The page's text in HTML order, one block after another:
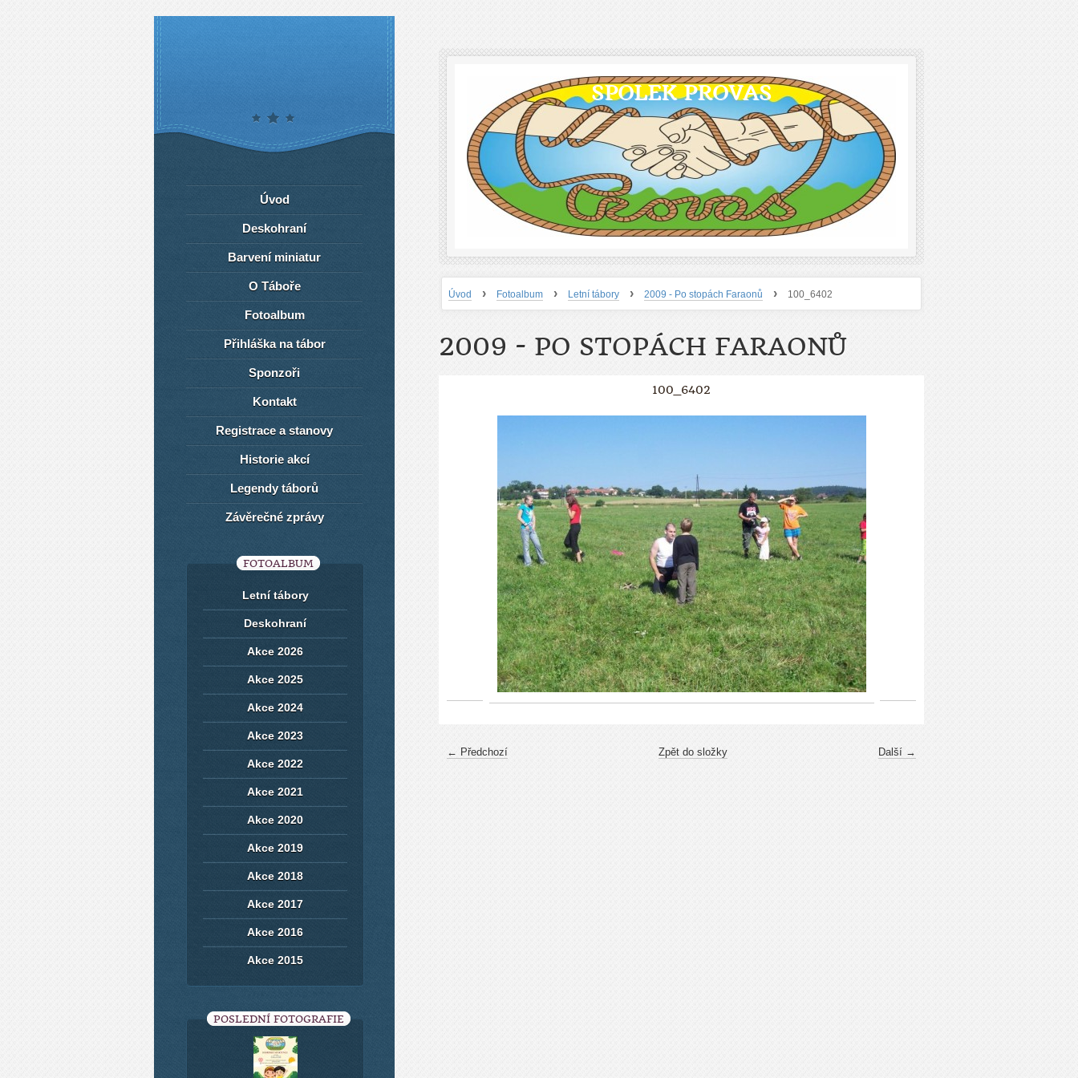
SPOLEK PROVAS
Úvod › Fotoalbum › Letní tábory › 2009 - Po stopách Faraonů › 100_6402
2009 - PO STOPÁCH FARAONŮ
100_6402
← Předchozí Další →
Zpět do složky
Úvod
Deskohraní
Barvení miniatur
O Táboře
Fotoalbum
Přihláška na tábor
Sponzoři
Kontakt
Registrace a stanovy
Historie akcí
Legendy táborů
Závěrečné zprávy
FOTOALBUM
Letní tábory
Deskohraní
Akce 2026
Akce 2025
Akce 2024
Akce 2023
Akce 2022
Akce 2021
Akce 2020
Akce 2019
Akce 2018
Akce 2017
Akce 2016
Akce 2015
POSLEDNÍ FOTOGRAFIE